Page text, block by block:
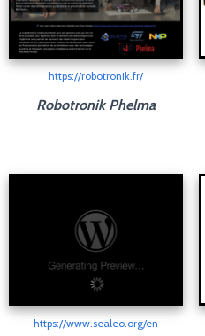
https://robotronik.fr/
Robotronik Phelma
https://www.sealeo.org/en